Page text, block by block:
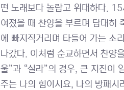
떤 노래보다 놀랍고 위대하다.
여졌을 때 찬양을 부르며 담대히
에 빠지직거리며 타들어 가는 소
나갔다. 이처럼 순교하면서 찬양
울”과 “실라”의 경우, 큰 지진이
주는 나의 힘이시요, 나의 방패시